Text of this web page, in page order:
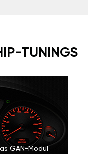
TUNINGS
GAN-Modul